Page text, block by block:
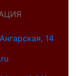
14